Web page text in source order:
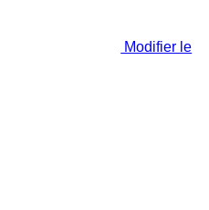
Modifier le